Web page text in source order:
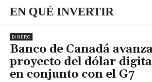
EN QUÉ INVERTIR
DINERO
Banco de Canadá
proyecto del dólar
en conjunto con el G7